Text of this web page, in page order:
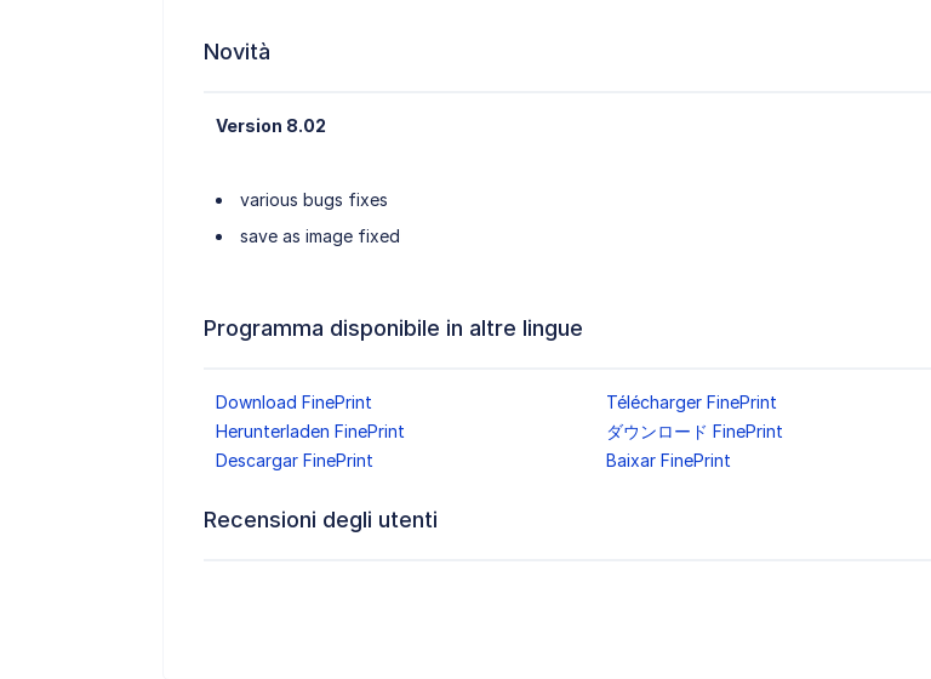
Novità
Version 8.02
various bugs fixes
save as image fixed
Programma disponibile in altre lingue
Download FinePrint
Télécharger FinePrint
Herunterladen FinePrint
ダウンロード FinePrint
Descargar FinePrint
Baixar FinePrint
Recensioni degli utenti